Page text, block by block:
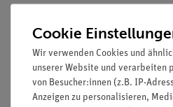
Lehranstalten abgeben.
Cookie
Wir verwenden Cookies und
unserer Website und verarbeiten
von Besucher:innen (z.B. IP-
Anzeigen zu personalisieren,